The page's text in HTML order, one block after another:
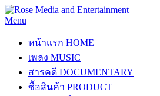
Menu
หน้าแรก HOME
เพลง MUSIC
สารคดี DOCUMENTARY
ซื้อสินค้า PRODUCT